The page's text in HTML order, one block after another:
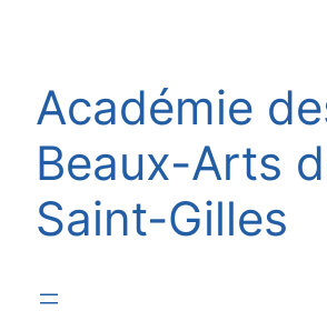
Académie
Beaux-Arts
Saint-Gilles